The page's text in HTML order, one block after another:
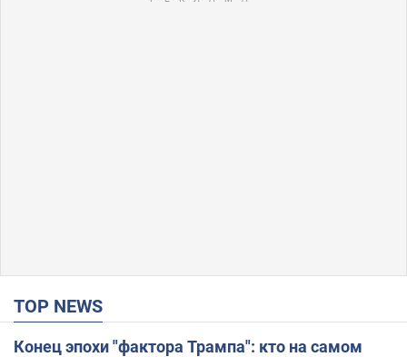
TOP NEWS
Конец эпохи "фактора Трампа": кто на самом